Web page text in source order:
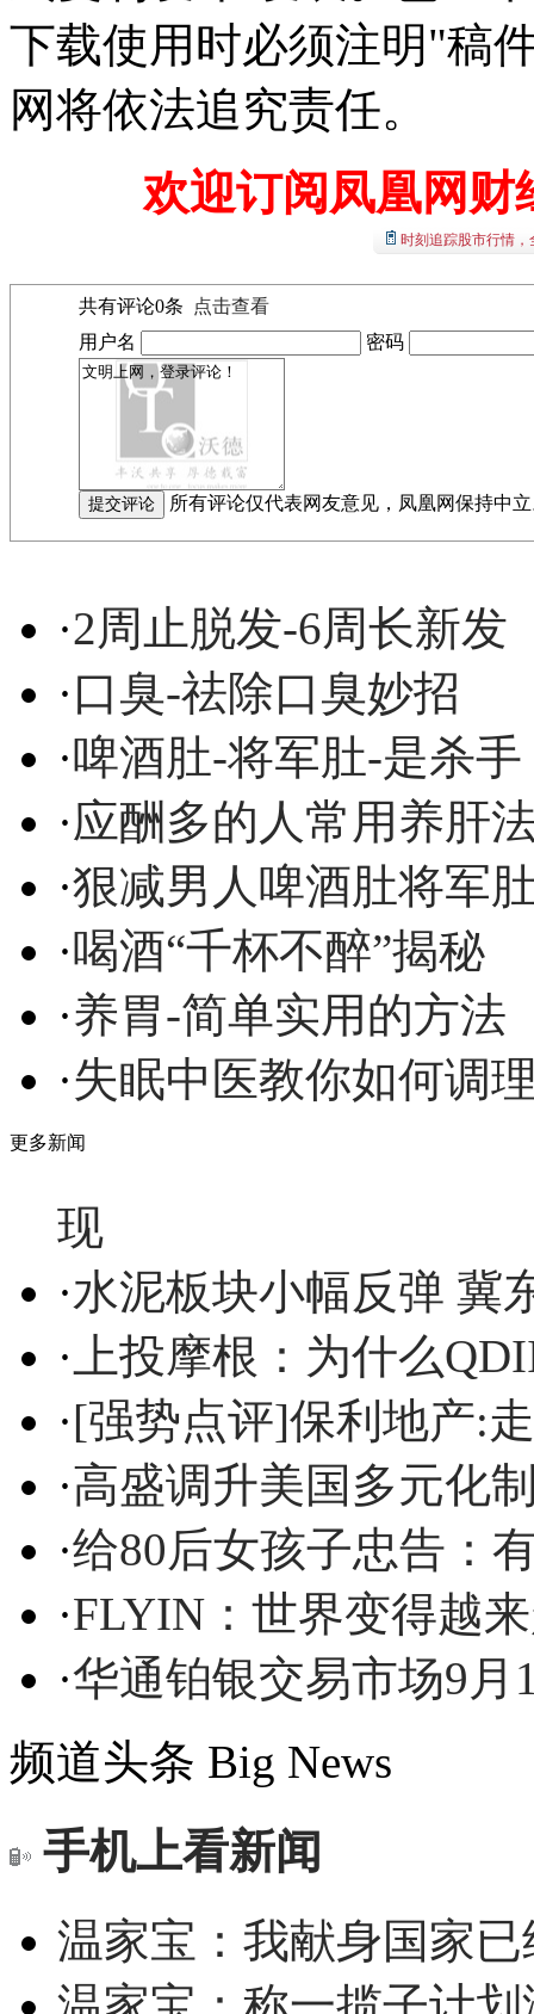
下载使用时必须注明"稿
网将依法追究责任。
欢迎订阅凤凰网财
时刻追踪股市行情
共有评论0条
点击查看
用户名
密码
所有评论仅代表网友意见，凤凰网保持中
·2周止脱发-6周长新发
·口臭-祛除口臭妙招
·啤酒肚-将军肚-是杀手
·应酬多的人常用养肝
·狠减男人啤酒肚将军
·喝酒“千杯不醉”揭秘
·养胃-简单实用的方法
·失眠中医教你如何调
更多新闻
现
·水泥板块小幅反弹 冀
· 上投摩根：为什么
·[强势点评]保利地产:
·高盛调升美国多元化
·给80后女孩子忠告：
·FLYIN：世界变得越
·华通铂银交易市场9月
频道头条 Big News
手机上看新闻
温家宝：我献身国家